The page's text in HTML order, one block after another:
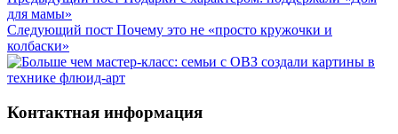
для мамы»
Следующий пост Почему это не «просто кружочки и
колбаски»
Контактная информация